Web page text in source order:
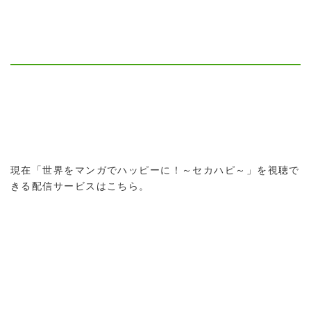
現在「世界をマンガでハッピーに！～セカハピ～」を視聴で
きる配信サービスはこちら。